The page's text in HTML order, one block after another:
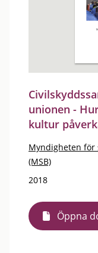
unionen -
kultur
Myndigheten för
(MSB)
2018
Öppna